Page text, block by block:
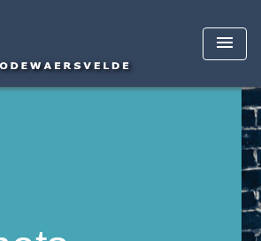
menu